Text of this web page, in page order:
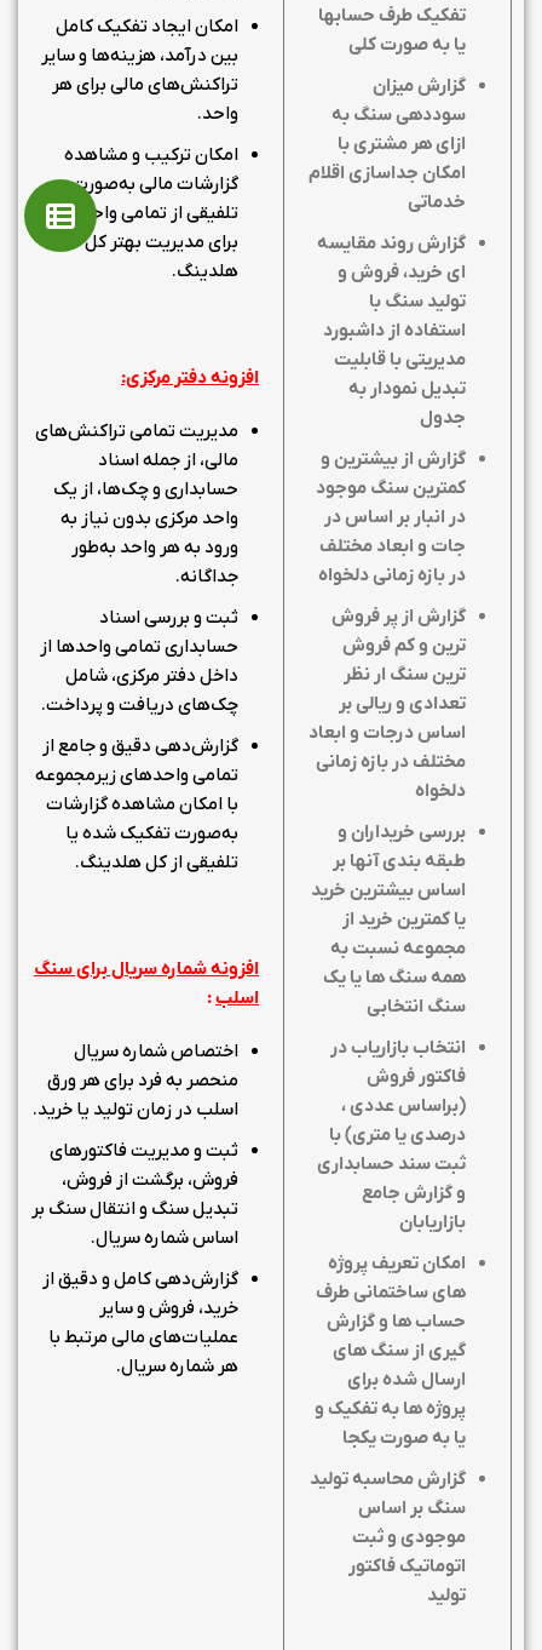
تفکیک طرف حسابها
یا به صورت کلی
گزارش میزان
سوددهی سنگ به
ازای هر مشتری با
امکان جداسازی اقلام
خدماتی
گزارش روند مقایسه
ای خرید، فروش و
تولید سنگ با
استفاده از داشبورد
مدیریتی با قابلیت
تبدیل نمودار به
جدول
گزارش از بیشترین و
کمترین سنگ موجود
در انبار بر اساس در
جات و ابعاد مختلف
در بازه زمانی دلخواه
گزارش از پر فروش
ترین و کم فروش
ترین سنگ ار نظر
تعدادی و ریالی بر
اساس درجات و ابعاد
مختلف در بازه زمانی
دلخواه
بررسی خریداران و
طبقه بندی آنها بر
اساس بیشترین خرید
یا کمترین خرید از
مجموعه نسبت به
همه سنگ ها یا یک
سنگ انتخابی
انتخاب بازاریاب در
فاکتور فروش
(براساس عددی ،
درصدی یا متری) با
ثبت سند حسابداری
و گزارش جامع
بازاریابان
امکان تعریف پروژه
های ساختمانی طرف
حساب ها و گزارش
گیری از سنگ های
ارسال شده برای
پروژه ها به تفکیک و
یا به صورت یکجا
گزارش محاسبه تولید
سنگ بر اساس
موجودی و ثبت
اتوماتیک فاکتور
تولید
امکان ایجاد تفکیک کامل
بین درآمد، هزینه‌ها و سایر
تراکنش‌های مالی برای هر
واحد.
امکان ترکیب و مشاهده
گزارشات مالی به‌صورت
تلفیقی از تمامی واحدها
برای مدیریت بهتر کل
هلدینگ.
افزونه دفتر مرکزی:
مدیریت تمامی تراکنش‌های
مالی، از جمله اسناد
حسابداری و چک‌ها، از یک
واحد مرکزی بدون نیاز به
ورود به هر واحد به‌طور
جداگانه.
ثبت و بررسی اسناد
حسابداری تمامی واحدها از
داخل دفتر مرکزی، شامل
چک‌های دریافت و پرداخت.
گزارش‌دهی دقیق و جامع از
تمامی واحدهای زیرمجموعه
با امکان مشاهده گزارشات
به‌صورت تفکیک شده یا
تلفیقی از کل هلدینگ.
افزونه شماره سریال برای سنگ
اسلب:
اختصاص شماره سریال
منحصر به فرد برای هر ورق
اسلب در زمان تولید یا خرید.
ثبت و مدیریت فاکتورهای
فروش، برگشت از فروش،
تبدیل سنگ و انتقال سنگ بر
اساس شماره سریال.
گزارش‌دهی کامل و دقیق از
خرید، فروش و سایر
عملیات‌های مالی مرتبط با
هر شماره سریال.